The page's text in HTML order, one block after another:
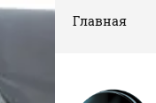
Главная